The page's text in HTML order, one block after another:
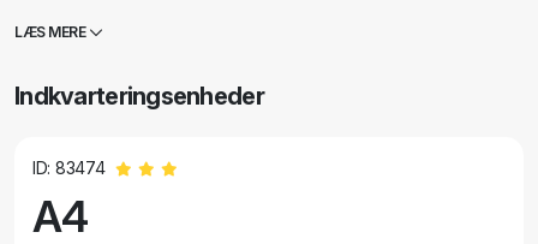
restaurant i stueetagen af bygningen.
LÆS MERE
Indkvarteringsenheder
ID: 83474
A4